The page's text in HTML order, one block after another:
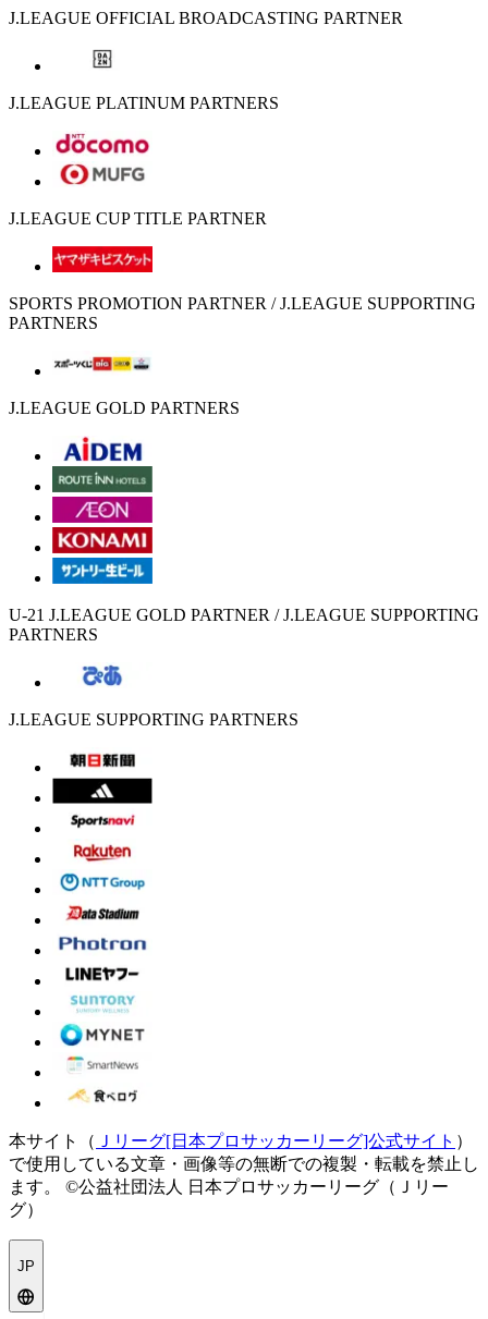
J.LEAGUE OFFICIAL BROADCASTING PARTNER
J.LEAGUE PLATINUM PARTNERS
J.LEAGUE CUP TITLE PARTNER
SPORTS PROMOTION PARTNER / J.LEAGUE SUPPORTING
PARTNERS
J.LEAGUE GOLD PARTNERS
U-21 J.LEAGUE GOLD PARTNER / J.LEAGUE SUPPORTING
PARTNERS
J.LEAGUE SUPPORTING PARTNERS
本サイト（ Ｊリーグ[日本プロサッカーリーグ]公式サイト ）
で使用している文章・画像等の無断での複製・転載を禁止し
ます。
©公益社団法人 日本プロサッカーリーグ（Ｊリー
グ）
JP